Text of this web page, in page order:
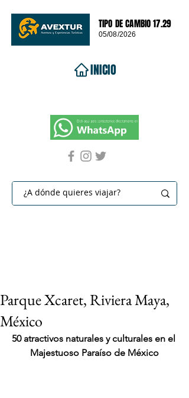
TIPO DE CAMBIO 17.29
05/08/2026
INICIO
Parque Xcaret, Riviera Maya,
México
50 atractivos naturales y culturales en el
Majestuoso Paraíso de México